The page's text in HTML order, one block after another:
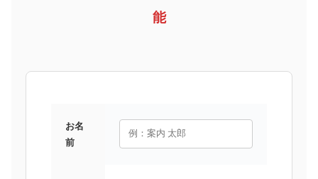
能
お名
前